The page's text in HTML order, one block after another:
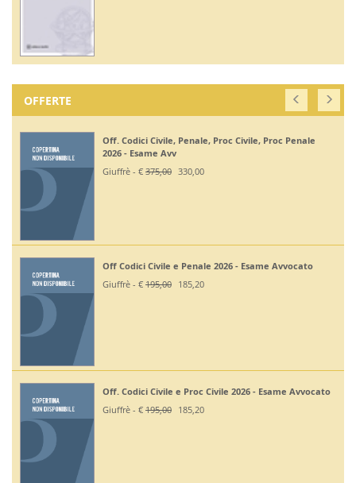
OFFERTE
Off. Codici Civile, Penale, Proc Civile, Proc Penale
2026 - Esame Avv
Giuffrè - € 375,00 330,00
Off Codici Civile e Penale 2026 - Esame Avvocato
Giuffrè - € 195,00 185,20
Off. Codici Civile e Proc Civile 2026 - Esame Avvocato
Giuffrè - € 195,00 185,20